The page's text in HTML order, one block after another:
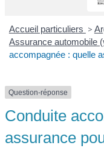
Accueil particuliers >
Assurance automobile
accompagnée : quelle
Question-réponse
Conduite
assurance